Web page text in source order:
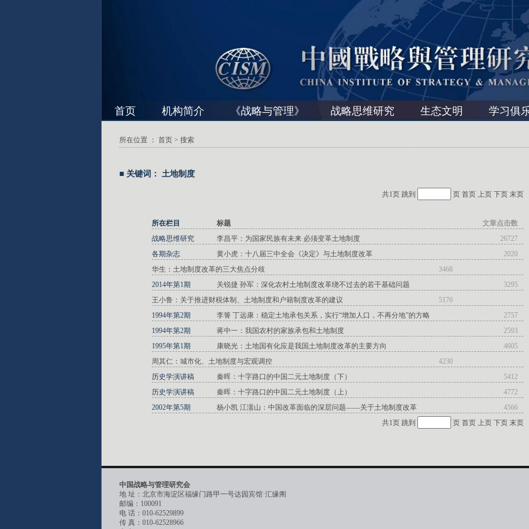
首页 机构简介 《战略与管理》 战略思维研究 生态文明 学习俱
所在位置 ： 首页 > 搜索
■ 关键词： 土地制度
共1页 跳到 页 首页 上页 下页 末页
所在栏目 标题
文章点击数
战略思维研究
李昌平：为国家民族有未来 必须变革土地制度
26727
各期杂志
黄小虎：十八届三中全会《决定》与土地制度改革
2020
华生：土地制度改革的三大焦点分歧
3468
2014年第1期
关锐捷 孙军：深化农村土地制度改革绕不过去的若干基础问题
3295
王小鲁：关于推进财税体制、土地制度和户籍制度改革的建议
5176
1994年第2期
李箐 丁远康：稳定土地承包关系，实行“增加人口，不再分地”的方略
2757
1994年第2期
蒋中一：我国农村的家族承包和土地制度
2593
1995年第1期
康晓光：土地国有化应是我国土地制度改革的主要方向
4605
周其仁：城市化、土地制度与宏观调控
4230
历史学演讲稿
秦晖：十字路口的中国二元土地制度（下）
5412
历史学演讲稿
秦晖：十字路口的中国二元土地制度（上）
4772
2002年第5期
杨小凯 江濡山：中国改革面临的深层问题——关于土地制度改革
4566
共1页 跳到
页 首页 上页 下页 末页
中国战略与管理研究会
地 址：北京市海淀区福缘门路甲一号达园宾馆·汇缘阁
邮编：100091
电 话：010-62529899
传 真：010-62528966